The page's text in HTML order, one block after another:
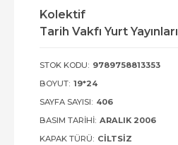
Kolektif
Tarih Vakfı Yurt Yayınları
STOK KODU: 9789758813353
BOYUT: 19*24
SAYFA SAYISI: 406
BASIM TARIHI: ARALIK 2006
KAPAK TÜRÜ: CILTSIZ